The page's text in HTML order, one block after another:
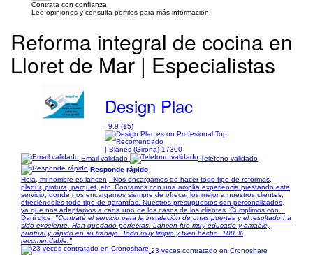
Contrata con confianza
Lee opiniones y consulta perfiles para más información.
Reforma integral de cocina en
Lloret de Mar | Especialistas
Design Plac
9,9 (15)
| Blanes (Girona) 17300
Email validado
Teléfono validado
Responde rápido
Hola, mi nombre es lahcen,. Nos encargamos de hacer todo tipo de reformas,
pladur, pintura, parquet, etc. Contamos con una amplía experiencia prestando este
servicio, donde nos encargamos siempre de ofrecer los mejor a nuestros clientes,
ofreciéndoles todo tipo de garantías. Nuestros presupuestos son personalizados,
ya que nos adaptamos a cada uno de los casos de los clientes. Cumplimos con...
Dani dice: "Contraté el servicio para la instalación de unas puertas y el resultado ha
sido excelente. Han quedado perfectas. Lahcen fue muy educado y amable,
puntual y rápido en su trabajo. Todo muy limpio y bien hecho. 100 %
recomendable."
23 veces contratado en Cronoshare